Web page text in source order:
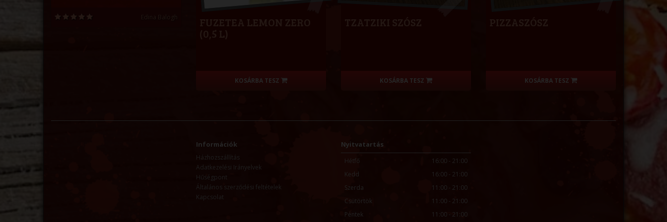
Edina Balogh
KOSÁRBA TESZ KOSÁRBA TESZ KOSÁRBA TESZ
Információk
Házhozszállítás
Adatkezelési Irányelvek
Hűségpont
Általános szerződési feltételek
Kapcsolat
Nyitvatartás
Hétfő
Kedd
Szerda
Csütörtök
Péntek
16:00 - 21:00
16:00 - 21:00
11:00 - 21:00
11:00 - 21:00
11:00 - 21:00